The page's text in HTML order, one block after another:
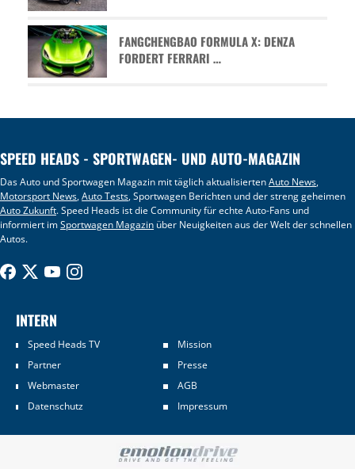
FANGCHENGBAO FORMULA X: DENZA
FORDERT FERRARI …
SPEED HEADS - SPORTWAGEN- UND AUTO-MAGAZIN
Das Auto und Sportwagen Magazin mit täglich aktualisiertenAuto News,
Motorsport News,Auto Tests, Sportwagen Berichten und der streng geheimen
Auto Zukunft. Speed Heads ist die Community für echte Auto-Fans und
informiert imSportwagen Magazin über Neuigkeiten aus der Welt der schnellen
Autos.
INTERN
Speed Heads TV
Mission
Partner
Presse
Webmaster
AGB
Datenschutz
Impressum